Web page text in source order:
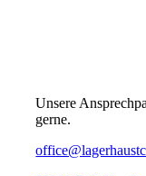
Unsere
gerne.